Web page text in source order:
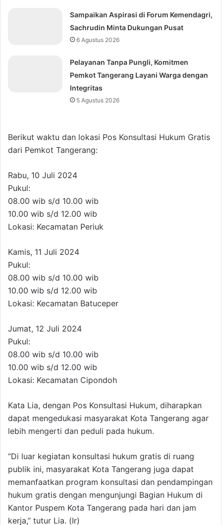
Sampaikan Aspirasi di Forum Kemendagri,
Sachrudin Minta Dukungan Pusat
6 Agustus 2026
Pelayanan Tanpa Pungli, Komitmen
Pemkot Tangerang Layani Warga dengan
Integritas
5 Agustus 2026
Berikut waktu dan lokasi Pos Konsultasi Hukum Gratis
dari Pemkot Tangerang:
Rabu, 10 Juli 2024
Pukul:
08.00 wib s/d 10.00 wib
10.00 wib s/d 12.00 wib
Lokasi: Kecamatan Periuk
Kamis, 11 Juli 2024
Pukul:
08.00 wib s/d 10.00 wib
10.00 wib s/d 12.00 wib
Lokasi: Kecamatan Batuceper
Jumat, 12 Juli 2024
Pukul:
08.00 wib s/d 10.00 wib
10.00 wib s/d 12.00 wib
Lokasi: Kecamatan Cipondoh
Kata Lia, dengan Pos Konsultasi Hukum, diharapkan
dapat mengedukasi masyarakat Kota Tangerang agar
lebih mengerti dan peduli pada hukum.
“Di luar kegiatan konsultasi hukum gratis di ruang
publik ini, masyarakat Kota Tangerang juga dapat
memanfaatkan program konsultasi dan pendampingan
hukum gratis dengan mengunjungi Bagian Hukum di
Kantor Puspem Kota Tangerang pada hari dan jam
kerja,” tutur Lia. (Ir)